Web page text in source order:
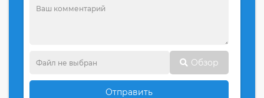
Обзор
Отправить